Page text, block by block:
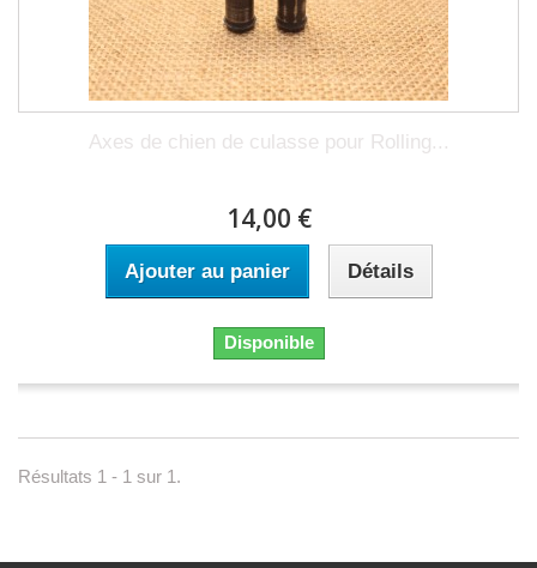
Axes de chien de culasse pour Rolling...
14,00 €
Ajouter au panier Détails
Disponible
Résultats 1 - 1 sur 1.